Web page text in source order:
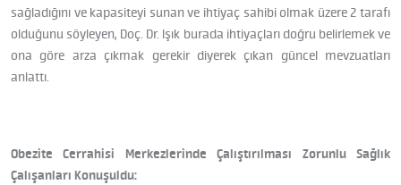
sağladığını ve kapasiteyi sunan ve ihtiyaç sahibi olmak üzere 2 tarafı
olduğunu söyleyen, Doç. Dr. Işık burada ihtiyaçları doğru belirlemek ve
ona göre arza çıkmak gerekir diyerek çıkan güncel mevzuatları
anlattı.
Obezite Cerrahisi Merkezlerinde Çalıştırılması Zorunlu Sağlık
Çalışanları Konuşuldu: